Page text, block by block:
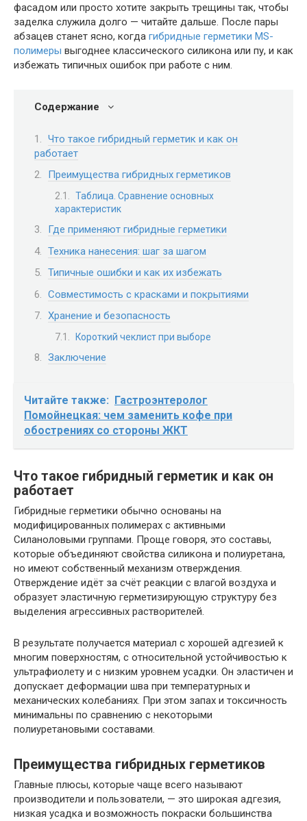
фасадом или просто хотите закрыть трещины так, чтобы
заделка служила долго — читайте дальше. После пары
абзацев станет ясно, когда гибридные герметики MS-
полимеры выгоднее классического силикона или пу, и как
избежать типичных ошибок при работе с ним.
Содержание
Что такое гибридный герметик и как он
работает
Преимущества гибридных герметиков
Таблица. Сравнение основных
характеристик
Где применяют гибридные герметики
Техника нанесения: шаг за шагом
Типичные ошибки и как их избежать
Совместимость с красками и покрытиями
Хранение и безопасность
Короткий чеклист при выборе
Заключение
Читайте также: Гастроэнтеролог
Помойнецкая: чем заменить кофе при
обострениях со стороны ЖКТ
Что такое гибридный герметик и как он
работает
Гибридные герметики обычно основаны на
модифицированных полимерах с активными
Силаноловыми группами. Проще говоря, это составы,
которые объединяют свойства силикона и полиуретана,
но имеют собственный механизм отверждения.
Отверждение идёт за счёт реакции с влагой воздуха и
образует эластичную герметизирующую структуру без
выделения агрессивных растворителей.
В результате получается материал с хорошей адгезией к
многим поверхностям, с относительной устойчивостью к
ультрафиолету и с низким уровнем усадки. Он эластичен и
допускает деформации шва при температурных и
механических колебаниях. При этом запах и токсичность
минимальны по сравнению с некоторыми
полиуретановыми составами.
Преимущества гибридных герметиков
Главные плюсы, которые чаще всего называют
производители и пользователи, — это широкая адгезия,
низкая усадка и возможность покраски большинства